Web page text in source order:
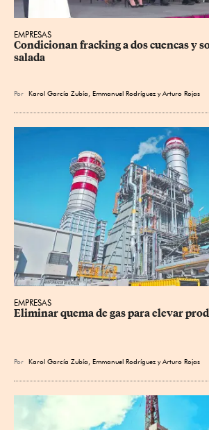
EMPRESAS
Condicionan fracking a dos cuencas y
salada
Por Karol García Zubía Emmanuel Rodríguez yArturo Rojas
EMPRESAS
Eliminar quema de gas para elevar
Por Karol García Zubía Emmanuel Rodríguez yArturo Rojas